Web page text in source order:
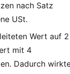
nach Satz
USt.
Wert auf 2
mit 4
Dadurch